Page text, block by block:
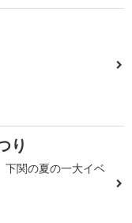
り
下関の夏の一大イベ